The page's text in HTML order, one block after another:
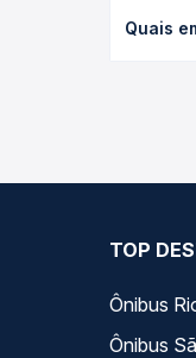
o tipo
Quais
TOP
Ônibus
Ônibus